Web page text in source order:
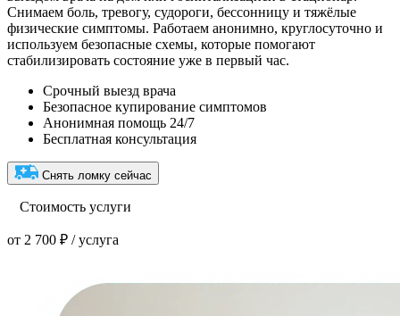
Снимаем боль, тревогу, судороги, бессонницу и тяжёлые
физические симптомы. Работаем анонимно, круглосуточно и
используем безопасные схемы, которые помогают
стабилизировать состояние уже в первый час.
Срочный выезд врача
Безопасное купирование симптомов
Анонимная помощь 24/7
Бесплатная консультация
Снять ломку сейчас
Стоимость услуги
от 2 700 ₽ / услуга